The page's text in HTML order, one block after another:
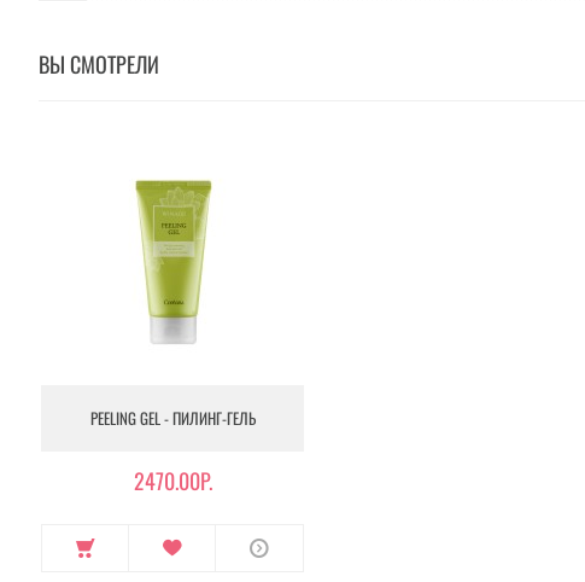
ВЫ СМОТРЕЛИ
PEELING GEL - ПИЛИНГ-ГЕЛЬ
2470.00Р.